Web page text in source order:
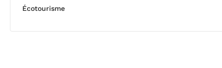
Écotourisme